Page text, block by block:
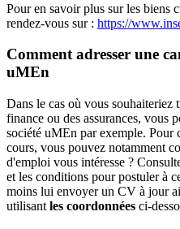
Pour en savoir plus sur les biens
rendez-vous sur : https://
Comment adresser une
uMEn
Dans le cas où vous souhaiteriez
finance ou des assurances, vous
société uMEn par exemple. Pour
cours, vous pouvez notamment
d'emploi vous intéresse ?
et les conditions pour postuler à
moins lui envoyer un CV à jour
utilisant les coordonnées ci-